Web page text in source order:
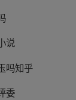
说
吗知乎
委